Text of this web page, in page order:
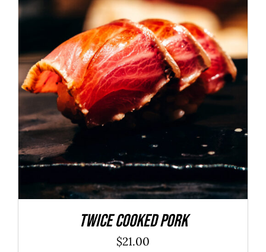
ADD TO CART / DÉTAILS
Twice Cooked Pork
$21.00